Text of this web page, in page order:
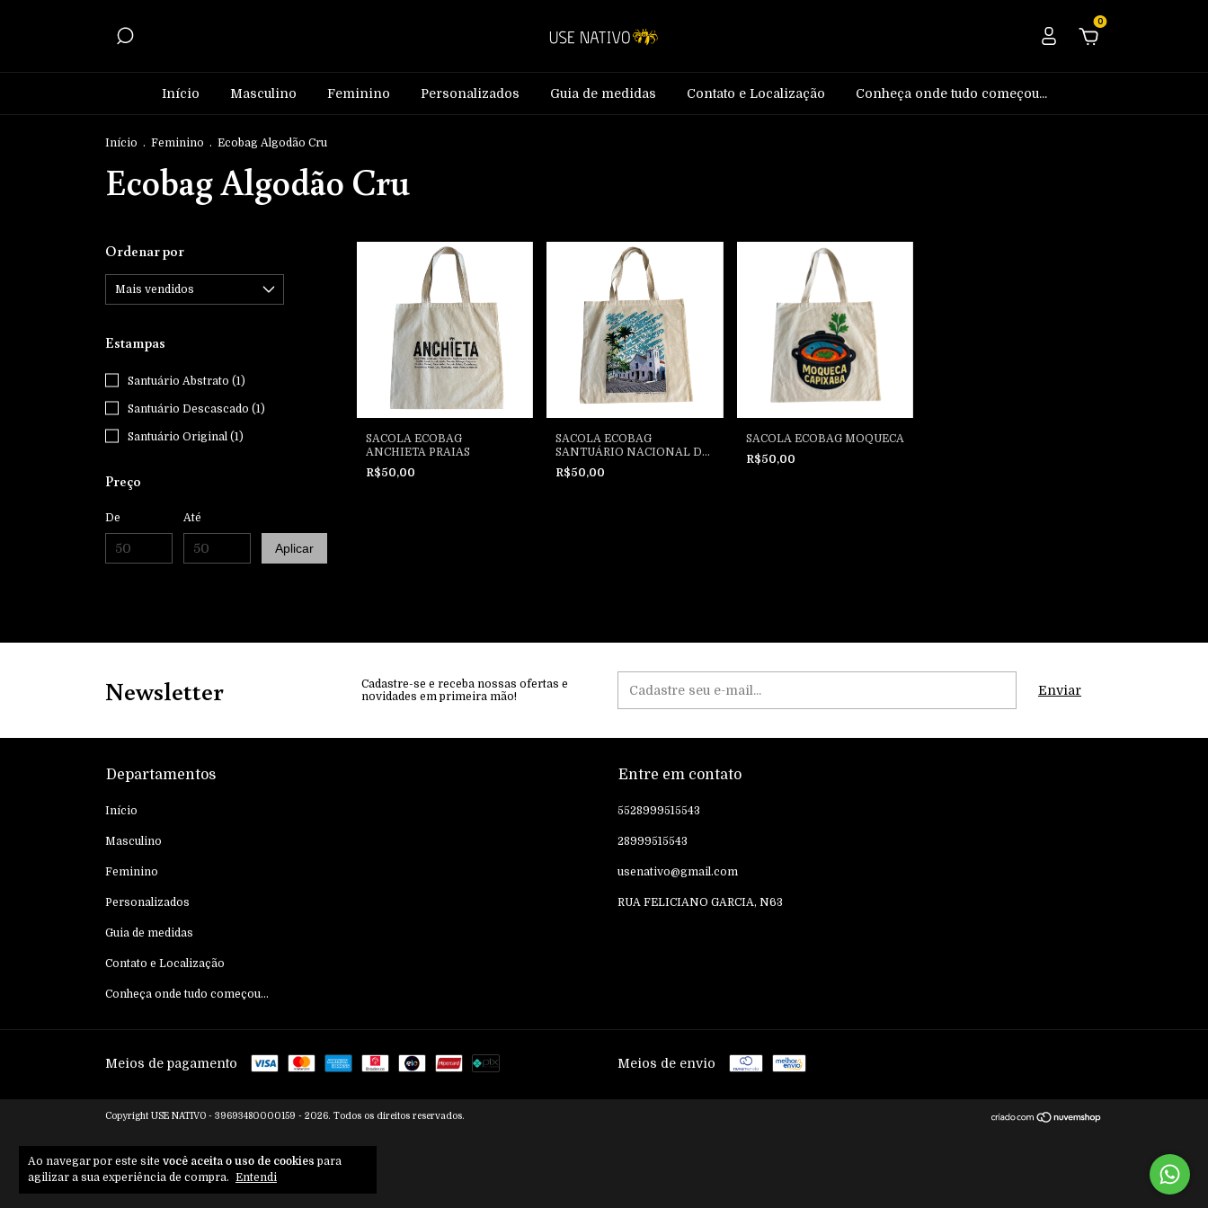
0
Início Masculino Feminino Personalizados Guia de medidas Contato e Localização Conheça onde tudo começou...
Ao navegar por este site você aceita o uso de cookies para
agilizar a sua experiência de compra. Entendi
Início . Feminino . Ecobag Algodão Cru
Ecobag Algodão Cru
Ordenar por
Estampas
Santuário Abstrato (1)
Santuário Descascado (1)
Santuário Original (1)
Preço
De Até
Aplicar
SACOLA ECOBAG
ANCHIETA PRAIAS
R$50,00
SACOLA ECOBAG
SANTUÁRIO NACIONAL DE
SÃO JOSÉ DE ANCHIETA
R$50,00
SACOLA ECOBAG MOQUECA
R$50,00
Newsletter
Cadastre-se e receba nossas ofertas e
novidades em primeira mão!
Departamentos
Início
Masculino
Feminino
Personalizados
Guia de medidas
Contato e Localização
Conheça onde tudo começou...
Entre em contato
5528999515543
28999515543
usenativo@gmail.com
RUA FELICIANO GARCIA, N63
Meios de pagamento Meios de envio
Copyright USE NATIVO - 39693480000159 - 2026. Todos os direitos reservados.